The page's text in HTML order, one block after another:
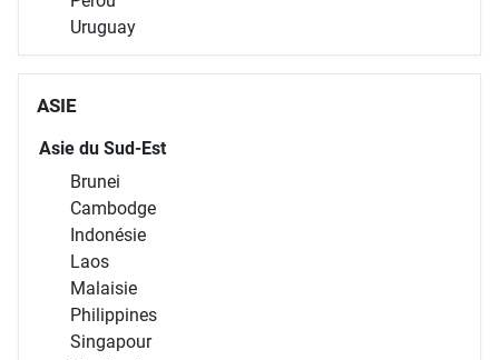
Uruguay
ASIE
Asie du Sud-Est
Brunei
Cambodge
Indonésie
Laos
Malaisie
Philippines
Singapour